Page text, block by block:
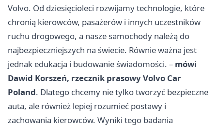
Volvo. Od dziesięcioleci rozwijamy technologie, które
chronią kierowców, pasażerów i innych uczestników
ruchu drogowego, a nasze samochody należą do
najbezpieczniejszych na świecie. Równie ważna jest
jednak edukacja i budowanie świadomości. – mówi
Dawid Korszeń, rzecznik prasowy Volvo Car
Poland. Dlatego chcemy nie tylko tworzyć bezpieczne
auta, ale również lepiej rozumieć postawy i
zachowania kierowców. Wyniki tego badania